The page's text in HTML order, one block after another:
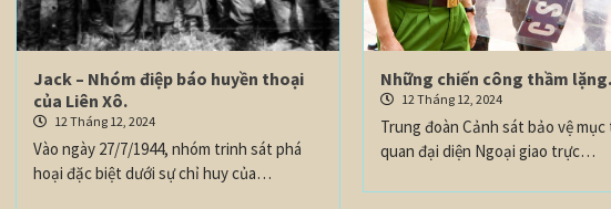
Jack – Nhóm điệp báo huyền thoại
của Liên Xô.
12 Tháng 12, 2024
Vào ngày 27/7/1944, nhóm trinh sát phá
hoại đặc biệt dưới sự chỉ huy của…
Những chiến công thầm lặng.
12 Tháng 12, 2024
Trung đoàn Cảnh sát bảo vệ
quan đại diện Ngoại giao trực…